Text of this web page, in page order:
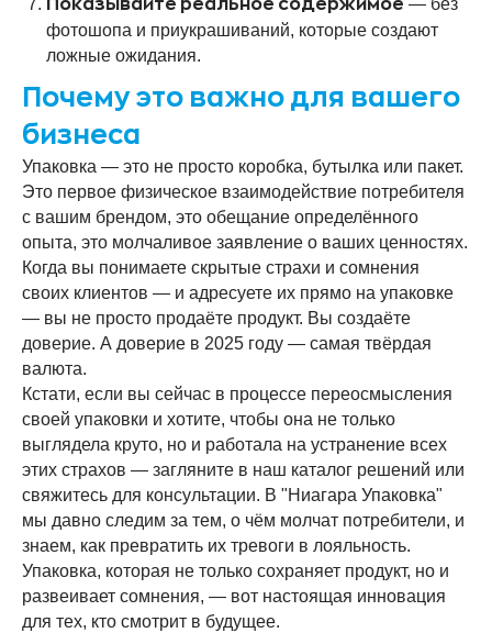
Показывайте реальное содержимое — без
фотошопа и приукрашиваний, которые создают
ложные ожидания.
Почему это важно для вашего
бизнеса
Упаковка — это не просто коробка, бутылка или пакет.
Это первое физическое взаимодействие потребителя
с вашим брендом, это обещание определённого
опыта, это молчаливое заявление о ваших ценностях.
Когда вы понимаете скрытые страхи и сомнения
своих клиентов — и адресуете их прямо на упаковке
— вы не просто продаёте продукт. Вы создаёте
доверие. А доверие в 2025 году — самая твёрдая
валюта.
Кстати, если вы сейчас в процессе переосмысления
своей упаковки и хотите, чтобы она не только
выглядела круто, но и работала на устранение всех
этих страхов — загляните в наш каталог решений или
свяжитесь для консультации. В "Ниагара Упаковка"
мы давно следим за тем, о чём молчат потребители, и
знаем, как превратить их тревоги в лояльность.
Упаковка, которая не только сохраняет продукт, но и
развеивает сомнения, — вот настоящая инновация
для тех, кто смотрит в будущее.